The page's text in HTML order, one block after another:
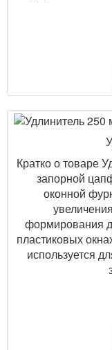
Кратко о товаре
запорной
оконной
формирования
пластиковых
используется